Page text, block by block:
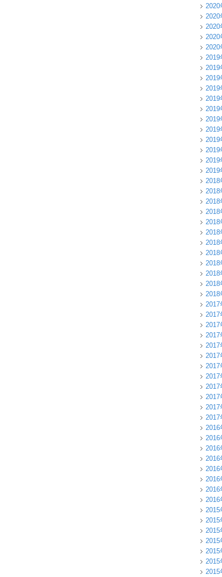
2020
2020
2020
2020
2020
2019
2019
2019
2019
2019
2019
2019
2019
2019
2019
2019
2019
2018
2018
2018
2018
2018
2018
2018
2018
2018
2018
2018
2018
2017
2017
2017
2017
2017
2017
2017
2017
2017
2017
2017
2017
2016
2016
2016
2016
2016
2016
2016
2016
2015
2015
2015
2015
2015
2015
2015